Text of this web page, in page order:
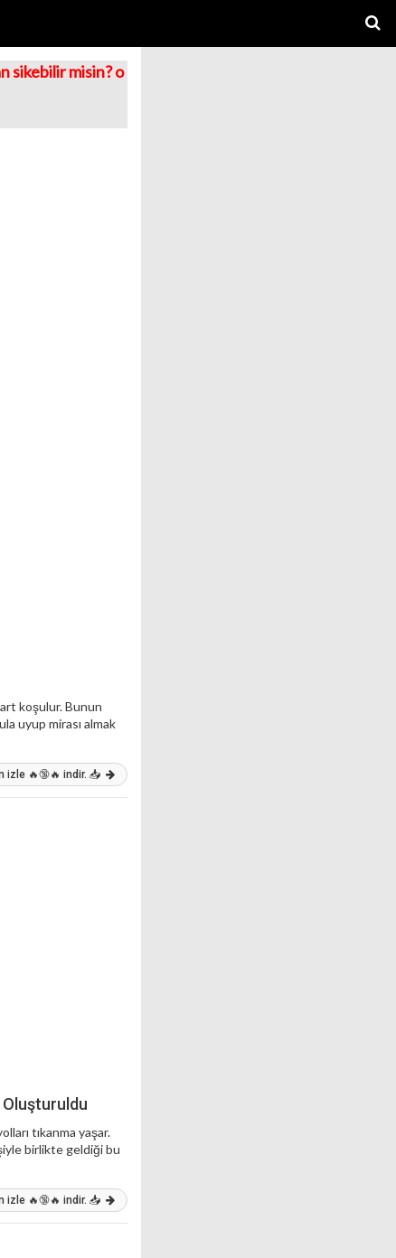
sikebilir misin? o
koşulur. Bunun
uyup mirası almak
izle 🔥🔞🔥 indir. 📥
Oluşturuldu
tıkanma yaşar.
birlikte geldiği bu
izle 🔥🔞🔥 indir. 📥